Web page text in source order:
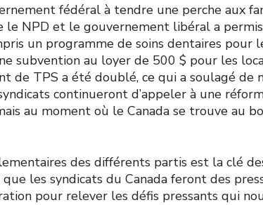
fédéral à tendre une perche aux
NPD et le gouvernement libéral a
un programme de soins dentaires pour
subvention au loyer de 500 $ pour les
de TPS a été doublé, ce qui a soulagé de
continueront d’appeler à une
au moment où le Canada se trouve au
des différents partis est la clé
les syndicats du Canada feront des
pour relever les défis pressants qui